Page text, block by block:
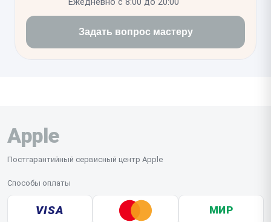
Задать вопрос мастеру
Apple
Постгарантийный сервисный центр Apple
Способы оплаты
VISA МИР